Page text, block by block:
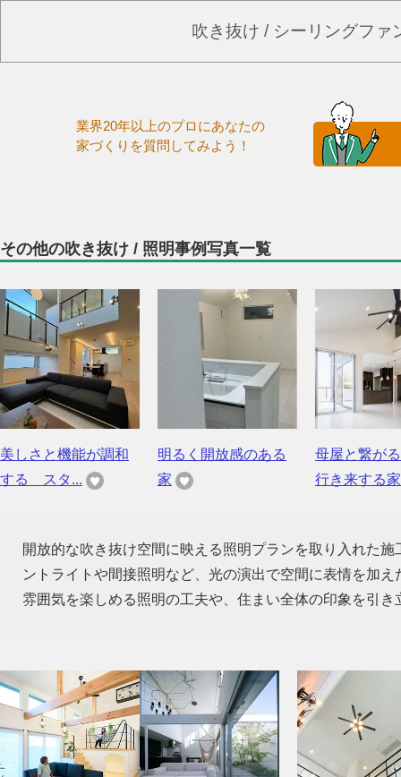
吹き抜け / シーリングファ
業界20年以上のプロにあなたの
家づくりを質問してみよう！
その他の吹き抜け / 照明事例写真一覧
美しさと機能が調和
する スタ...
明るく開放感のある
家
母屋と繋が
行き来する家
開放的な吹き抜け空間に映える照明プランを取り入れた
ントライトや間接照明など、光の演出で空間に表情を加
雰囲気を楽しめる照明の工夫や、住まい全体の印象を引